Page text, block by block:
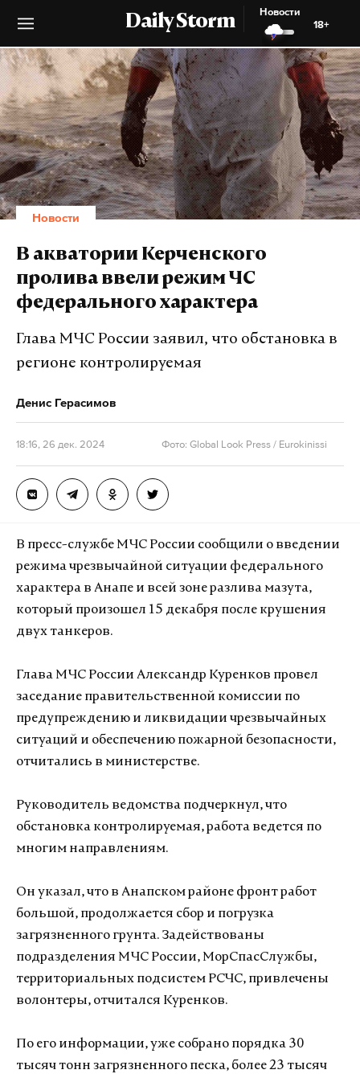
Daily Storm
Новости
18+
Новости
В акватории Керченского
пролива ввели режим ЧС
федерального характера
Глава МЧС России заявил, что обстановка в
регионе контролируемая
Денис Герасимов
18:16, 26 дек. 2024 Фото: Global Look Press / Eurokinissi
В пресс-службе МЧС России сообщили о введении
режима чрезвычайной ситуации федерального
характера в Анапе и всей зоне разлива мазута,
который произошел 15 декабря после крушения
двух танкеров.
Глава МЧС России Александр Куренков провел
заседание правительственной комиссии по
предупреждению и ликвидации чрезвычайных
ситуаций и обеспечению пожарной безопасности,
отчитались в министерстве.
Руководитель ведомства подчеркнул, что
обстановка контролируемая, работа ведется по
многим направлениям.
Он указал, что в Анапском районе фронт работ
большой, продолжается сбор и погрузка
загрязненного грунта. Задействованы
подразделения МЧС России, МорСпасСлужбы,
территориальных подсистем РСЧС, привлечены
волонтеры, отчитался Куренков.
По его информации, уже собрано порядка 30
тысяч тонн загрязненного песка, более 23 тысяч